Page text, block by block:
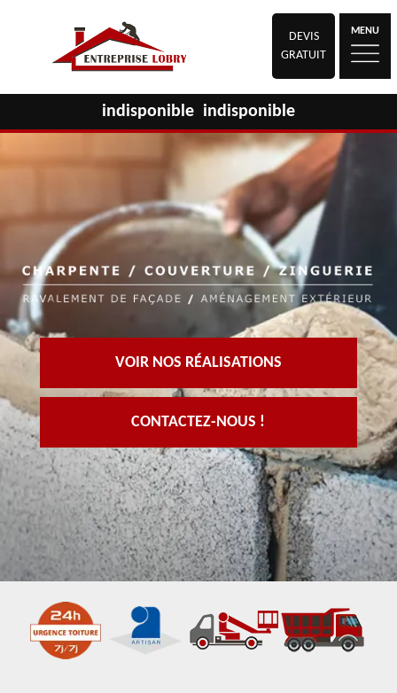
DEVIS
GRATUIT
MENU
indisponible indisponible
VOIR NOS RÉALISATIONS
CONTACTEZ-NOUS !